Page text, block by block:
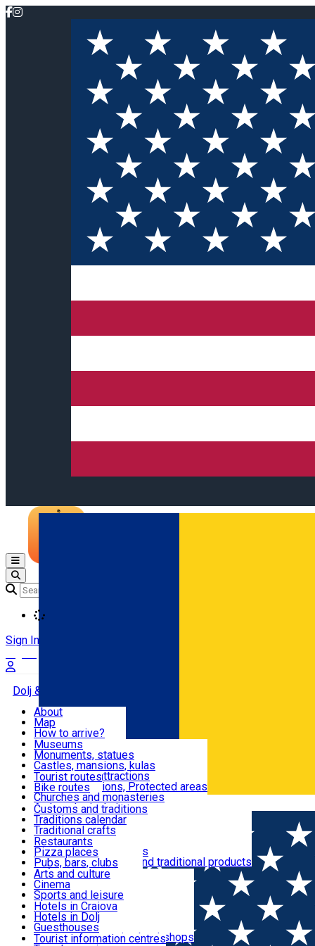
Română
Open main menu
Sign In
Dolj & Craiova
Attractions
Routes
Customs, Traditions
Food & Drinks
Leisure & Fun
Accommodation
Useful
About
Map
How to arrive?
Recommendations
Tourist attractions
News
Museums
Monuments, statues
Castles, mansions, kulas
Architectural attractions
Natural attractions, Protected areas
Churches and monasteries
Archaeological sites
Parks and gardens
Tourist routes
Bike routes
Customs and traditions
Traditions calendar
Traditional crafts
Traditional cuisine
Wineries and vineyards
Local manufacturers and traditional products
Restaurants
Pizza places
Pubs, bars, clubs
Cafes and teahouses
Sweets and ice cream
Fast-food
Arts and culture
Cinema
Sports and leisure
Horse riding
Swimming pools
Zoo
Shopping, souvenirs, bookshops
Hotels in Craiova
Hotels in Dolj
Guesthouses
Villas
Tourist information centres